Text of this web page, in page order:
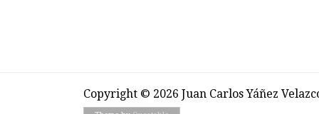
Copyright © 2026 Juan Carlos Yáñez